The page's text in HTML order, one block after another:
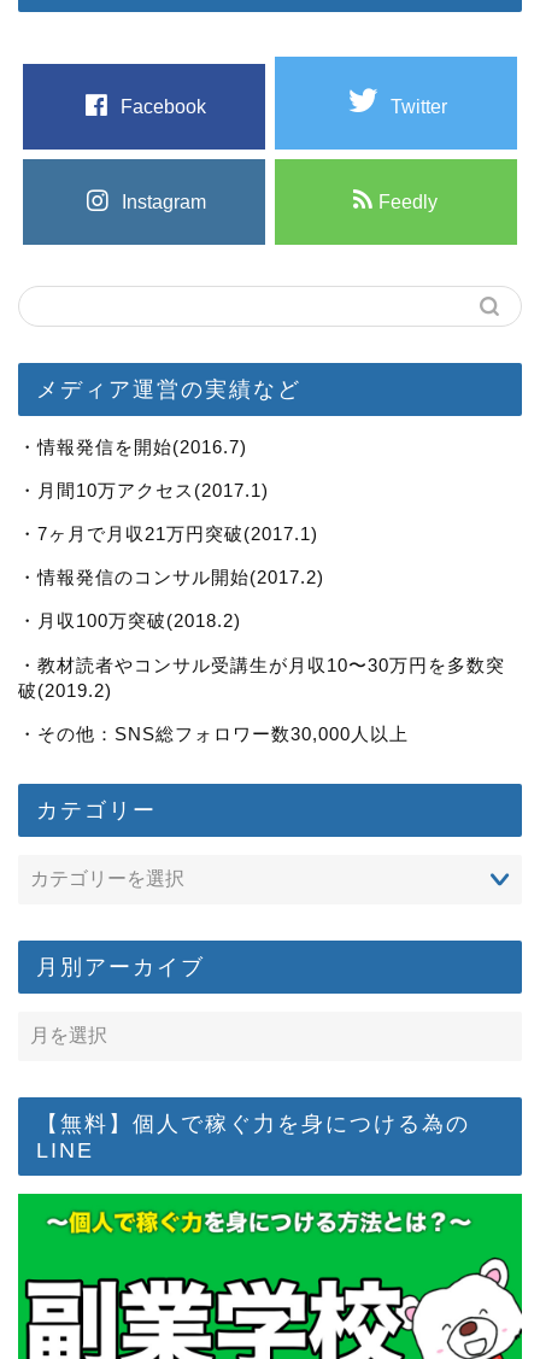
Facebook Twitter
Instagram Feedly
メディア運営の実績など
・情報発信を開始(2016.7)
・月間10万アクセス(2017.1)
・7ヶ月で月収21万円突破(2017.1)
・情報発信のコンサル開始(2017.2)
・月収100万突破(2018.2)
・教材読者やコンサル受講生が月収10〜30万円を多数突
破(2019.2)
・その他：SNS総フォロワー数30,000人以上
カテゴリー
月別アーカイブ
【無料】個人で稼ぐ力を身につける為の
LINE